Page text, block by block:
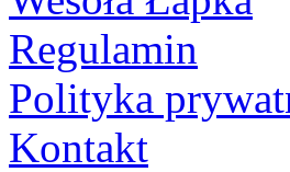
Regulamin
Polityka
Kontakt